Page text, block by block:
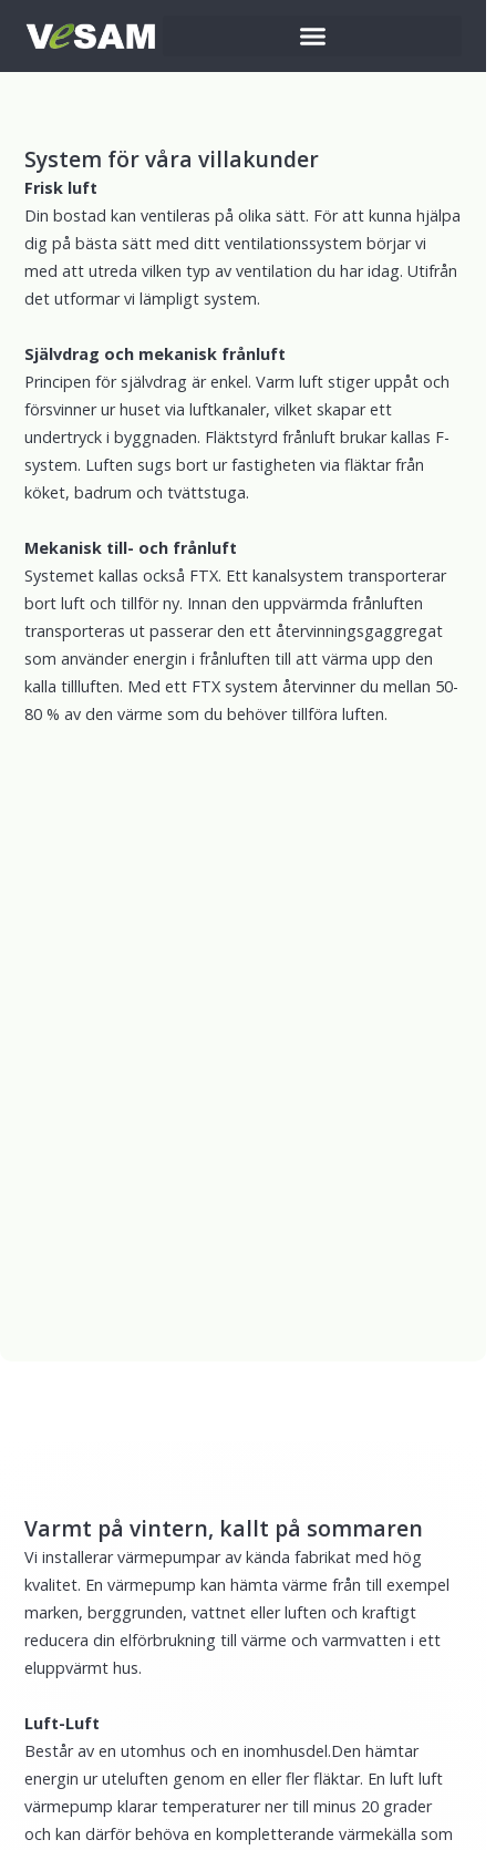
System för våra villakunder
Frisk luft
Din bostad kan ventileras på olika sätt. För att kunna hjälpa
dig på bästa sätt med ditt ventilationssystem börjar vi
med att utreda vilken typ av ventilation du har idag. Utifrån
det utformar vi lämpligt system.
Självdrag och mekanisk frånluft
Principen för självdrag är enkel. Varm luft stiger uppåt och
försvinner ur huset via luftkanaler, vilket skapar ett
undertryck i byggnaden. Fläktstyrd frånluft brukar kallas F-
system. Luften sugs bort ur fastigheten via fläktar från
köket, badrum och tvättstuga.
Mekanisk till- och frånluft
Systemet kallas också FTX. Ett kanalsystem transporterar
bort luft och tillför ny. Innan den uppvärmda frånluften
transporteras ut passerar den ett återvinningsgaggregat
som använder energin i frånluften till att värma upp den
kalla tillluften. Med ett FTX system återvinner du mellan 50-
80 % av den värme som du behöver tillföra luften.
Varmt på vintern, kallt på sommaren
Vi installerar värmepumpar av kända fabrikat med hög
kvalitet. En värmepump kan hämta värme från till exempel
marken, berggrunden, vattnet eller luften och kraftigt
reducera din elförbrukning till värme och varmvatten i ett
eluppvärmt hus.
Luft-Luft
Består av en utomhus och en inomhusdel.Den hämtar
energin ur uteluften genom en eller fler fläktar. En luft luft
värmepump klarar temperaturer ner till minus 20 grader
och kan därför behöva en kompletterande värmekälla som